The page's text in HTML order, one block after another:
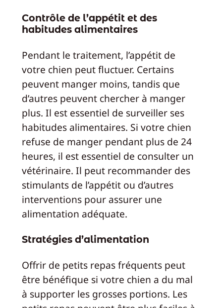
Contrôle de l’appétit et des
habitudes alimentaires
Pendant le traitement, l’appétit de
votre chien peut fluctuer. Certains
peuvent manger moins, tandis que
d’autres peuvent chercher à manger
plus. Il est essentiel de surveiller ses
habitudes alimentaires. Si votre chien
refuse de manger pendant plus de 24
heures, il est essentiel de consulter un
vétérinaire. Il peut recommander des
stimulants de l’appétit ou d’autres
interventions pour assurer une
alimentation adéquate.
Stratégies d’alimentation
Offrir de petits repas fréquents peut
être bénéfique si votre chien a du mal
à supporter les grosses portions. Les